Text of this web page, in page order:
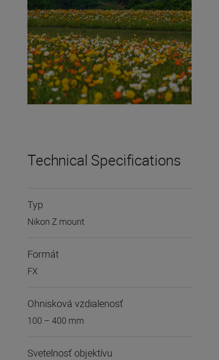
Technical Specifications
Typ
Nikon Z mount
Formát
FX
Ohnisková vzdialenosť
100 – 400 mm
Svetelnosť objektívu